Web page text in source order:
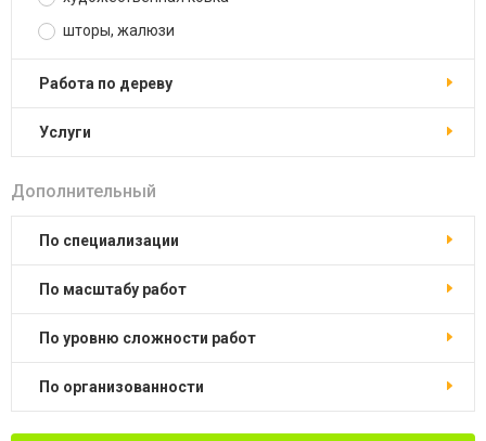
шторы, жалюзи
работа по дереву
услуги
Дополнительный
по специализации
по масштабу работ
по уровню сложности работ
по организованности